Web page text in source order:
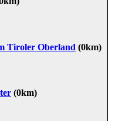
Tiroler Oberland (0km)
(0km)